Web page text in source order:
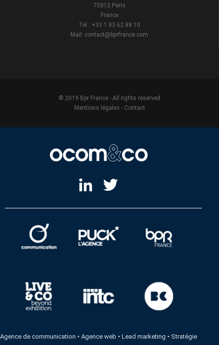
75012 Paris
France
Tel : +33 1 83 62 88 10
Mail: contact@bprfrance.com
© 2019 Bpr France - All rights reserved
Mentions légales - Contact
Agence de communication •Agence web •Lead marketing • Stratégie